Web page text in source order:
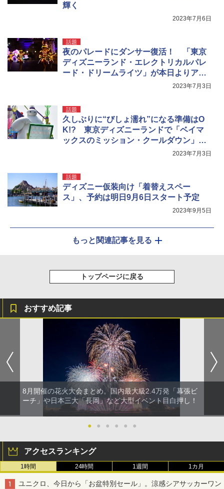
輝く
2023年7月6日
話題
夜のパレードにダンサー復活！ 「東京
ディズニーランド・エレクトリカルパレ
ード・ドリームライツ」が本日よりアッ
2023年7月3日
話題
久しぶりに“びしょ濡れ”になる準備はO
K!? 東京ディズニーランドで「ベイマ
ックスのミッション・クールダウン」が
2023年7月3日
話題
ディズニー仮装向け「着替えスペー
ス」、予約は明日9月6日スタート予定
2023年9月5日
もっと関連記事を見る
トップページに戻る
おすすめ記事
8月開催の花火大会まとめ。国内最大級2.4万発「幕張ビ
ーチ」や日本三大「長岡」など大型イベント目白押し！
● ● ● ● ● ●
アクセスランキング
1時間 24時間 1週間 1カ月
ユニクロ、今日から「お盆特別セール」。涼感シアサッカーワン